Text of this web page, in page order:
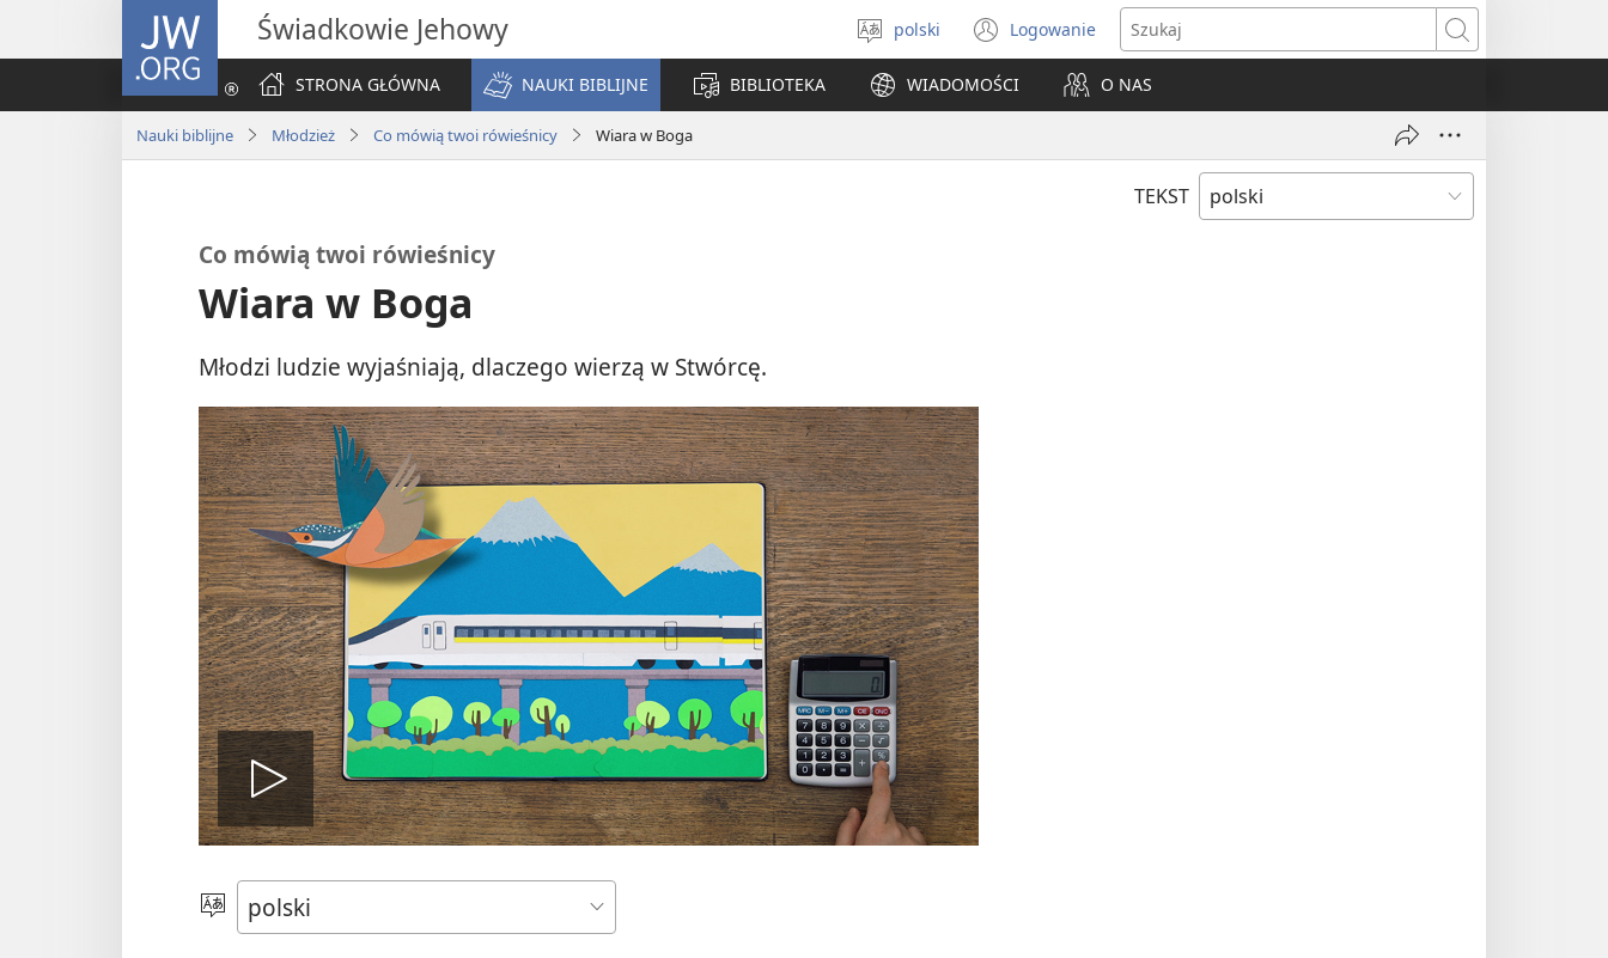
JW.ORG Świadkowie Jehowy
Wybór
języka
polski Logowanie
(opens
new
window)
Szukaj
STRONA GŁÓWNA
NAUKI BIBLIJNE BIBLIOTEKA WIADOMOŚCI O NAS
Nauki biblijne Młodzież Co mówią twoi rówieśnicy Wiara w Boga
TEKST
Co mówią twoi rówieśnicy
Wiara w Boga
Młodzi ludzie wyjaśniają, dlaczego wierzą w Stwórcę.
Odtwórz
wideo
Wybierz
język